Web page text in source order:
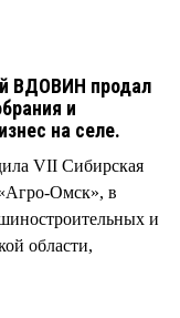
ВДОВИН продал
и
на селе.
VII Сибирская
Омск», в
и
области,